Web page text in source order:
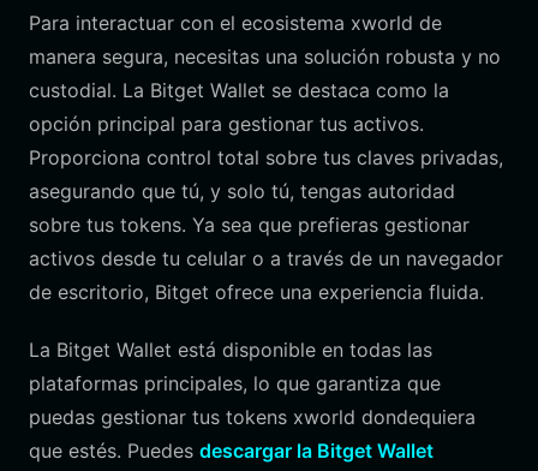
Para interactuar con el ecosistema xworld de
manera segura, necesitas una solución robusta y no
custodial. La Bitget Wallet se destaca como la
opción principal para gestionar tus activos.
Proporciona control total sobre tus claves privadas,
asegurando que tú, y solo tú, tengas autoridad
sobre tus tokens. Ya sea que prefieras gestionar
activos desde tu celular o a través de un navegador
de escritorio, Bitget ofrece una experiencia fluida.
La Bitget Wallet está disponible en todas las
plataformas principales, lo que garantiza que
puedas gestionar tus tokens xworld dondequiera
que estés. Puedes descargar la Bitget Wallet